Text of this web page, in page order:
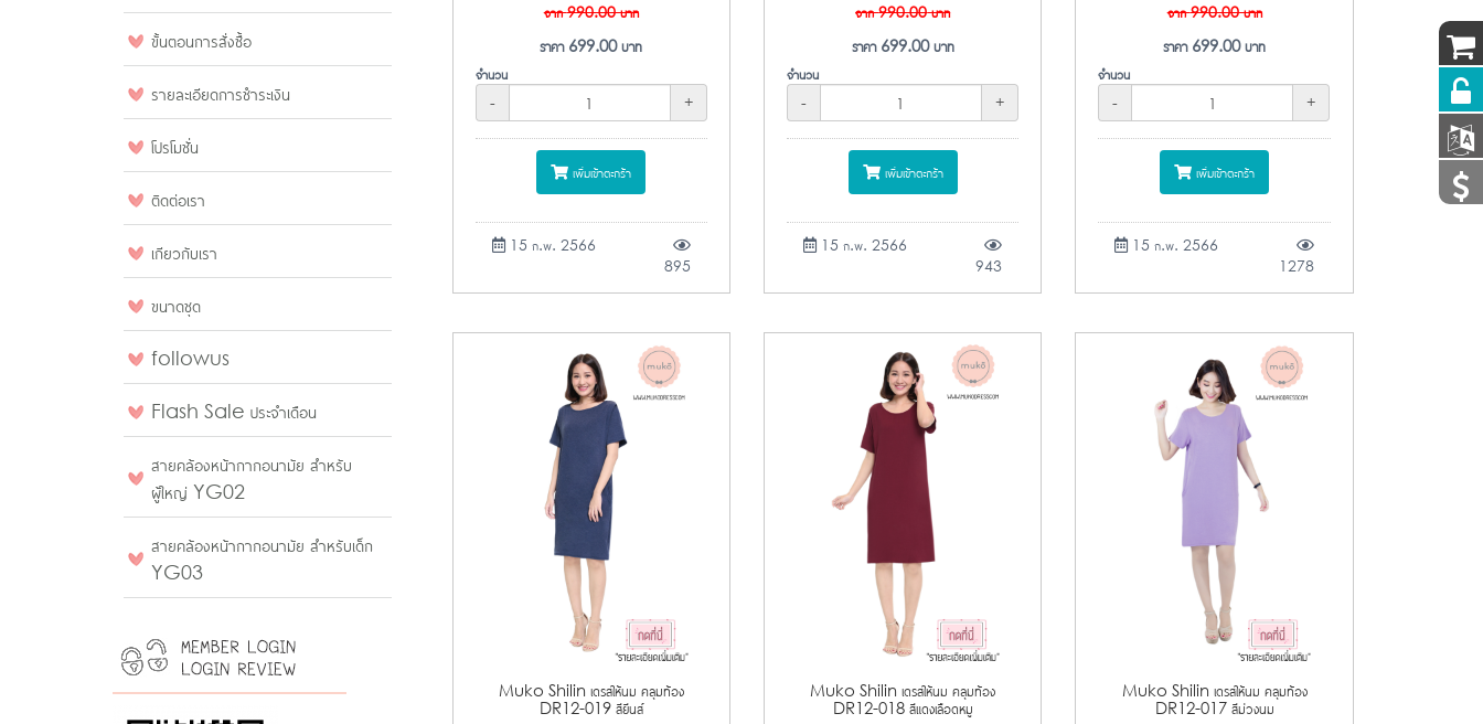
ขั้นตอนการสั่งซื้อ
รายละเอียดการชำระเงิน
โปรโมชั่น
ติดต่อเรา
เกียวกับเรา
ขนาดชุด
followus
Flash Sale ประจำเดือน
สายคล้องหน้ากากอนามัย สำหรับ
ผู้ใหญ่ YG02
สายคล้องหน้ากากอนามัย สำหรับเด็ก
YG03
จาก990.00บาท
ราคา 699.00บาท
จำนวน
-
+
เพิ่มเข้าตะกร้า
15 ก.พ. 2566
895
จาก990.00บาท
ราคา 699.00บาท
จำนวน
-
+
เพิ่มเข้าตะกร้า
15 ก.พ. 2566
943
จาก990.00บาท
ราคา 699.00บาท
จำนวน
-
+
เพิ่มเข้าตะกร้า
15 ก.พ. 2566
1278
Muko Shilin เดรสให้นม คลุมท้อง
DR12-019 สียีนส์
Muko Shilin เดรสให้นม คลุมท้อง
DR12-018 สีแดงเลือดหมู
Muko Shilin เดรสให้นม คลุมท้อง
DR12-017 สีม่วงนม